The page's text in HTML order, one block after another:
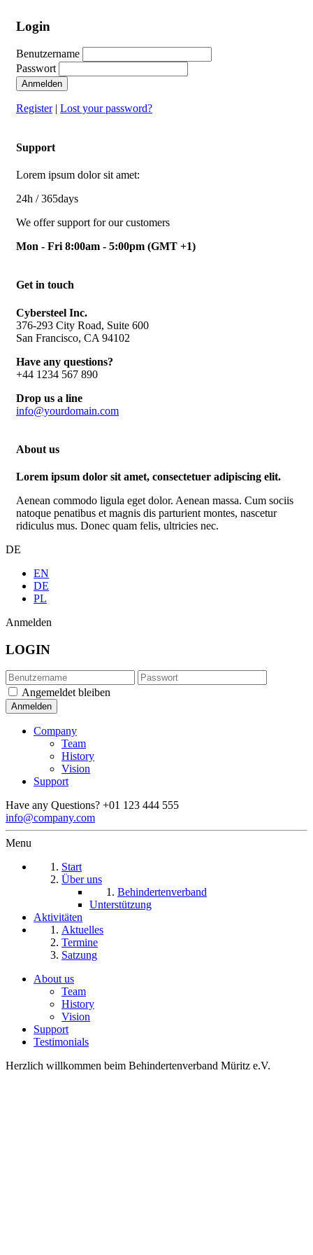
Login
Benutzername
Passwort
Anmelden
Register| Lost your password?
Support
Lorem ipsum dolor sit amet:
24h / 365days
We offer support for our customers
Mon - Fri 8:00am - 5:00pm (GMT +1)
Get in touch
Cybersteel Inc.
376-293 City Road, Suite 600
San Francisco, CA 94102
Have any questions?
+44 1234 567 890
Drop us a line
info@yourdomain.com
About us
Lorem ipsum dolor sit amet, consectetuer adipiscing elit.
Aenean commodo ligula eget dolor. Aenean massa. Cum sociis
natoque penatibus et magnis dis parturient montes, nascetur
ridiculus mus. Donec quam felis, ultricies nec.
DE
EN
DE
PL
Anmelden
LOGIN
Angemeldet bleiben
Company
Team
History
Vision
Support
Have any Questions? +01 123 444 555
info@company.com
Menu
Start
Über uns
Behindertenverband
Unterstützung
Aktivitäten
Aktuelles
Termine
Satzung
About us
Team
History
Vision
Support
Testimonials
Herzlich willkommen beim Behindertenverband Müritz e.V.